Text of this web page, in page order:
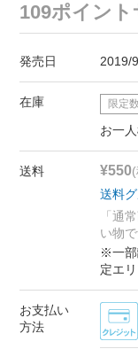
109ポイント
発売日 2019/
在庫 限定
お一
送料 ¥550
送料グ
「通
い物
※一部
定エ
お支払い
方法